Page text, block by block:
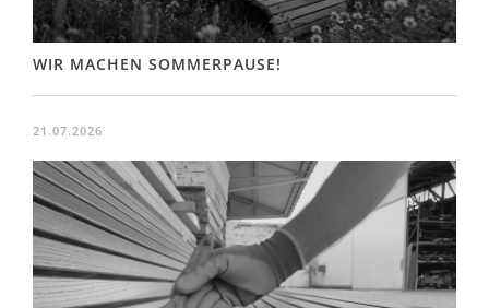
WIR MACHEN SOMMERPAUSE!
21.07.2026